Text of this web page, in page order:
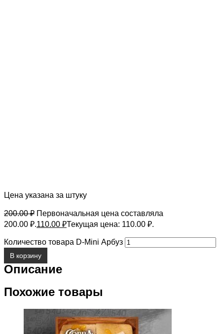
Цена указана за штуку
200.00₽ Первоначальная цена составляла
200.00 ₽.110.00 ₽Текущая цена: 110.00 ₽.
Количество товара D-Mini Арбуз
В корзину
Описание
Похожие товары